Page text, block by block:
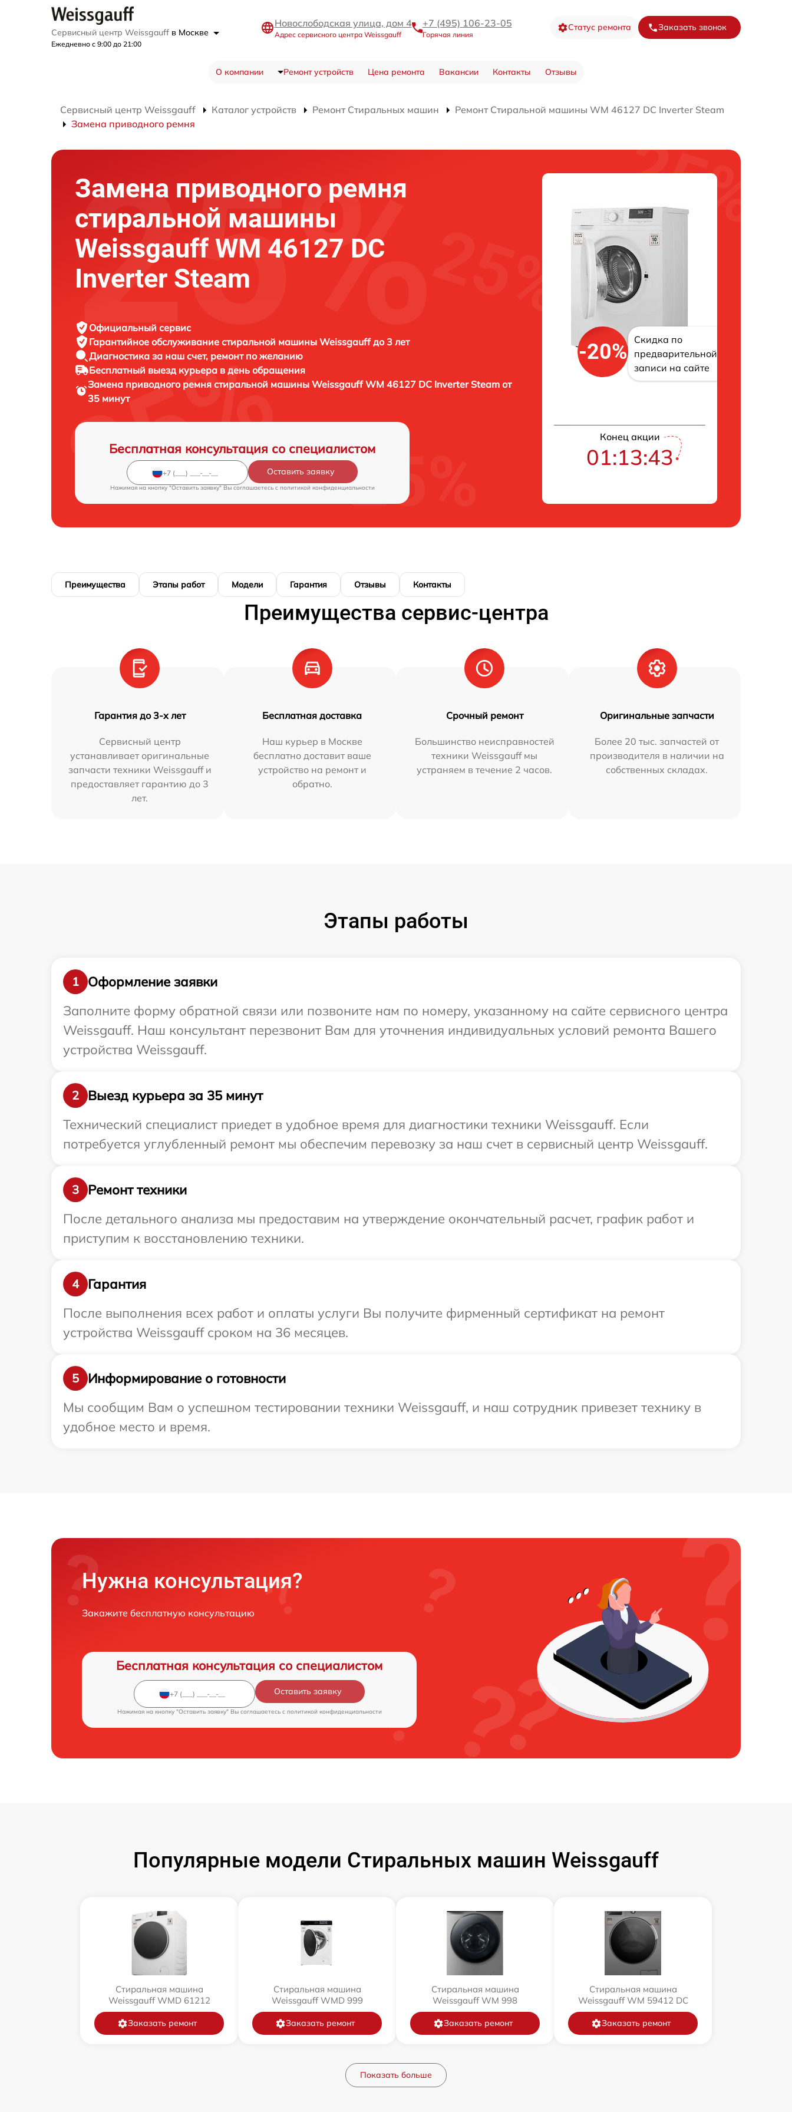
Сервисный центр Weissgauff в Москве
Ежедневно с 9:00 до 21:00
Новослободская улица, дом 4
Адрес сервисного центра Weissgauff
+7 (495) 106-23-05
Горячая линия
Статус ремонта Заказать звонок
О компании Ремонт устройств Цена ремонта Вакансии Контакты Отзывы
Сервисный центр Weissgauff Каталог устройств Ремонт Стиральных машин
Ремонт Стиральной машины WM 46127 DC Inverter Steam
Замена приводного ремня
Замена приводного ремня
стиральной машины
Weissgauff WM 46127 DC
Inverter Steam
Официальный сервис
Гарантийное обслуживание стиральной машины Weissgauff до 3 лет
Диагностика за наш счет, ремонт по желанию
Бесплатный выезд курьера в день обращения
Замена приводного ремня стиральной машиныWeissgauff WM 46127 DC Inverter Steam от
35 минут
Бесплатная консультация со специалистом
Оставить заявку
Нажимая на кнопку "Оставить заявку" Вы соглашаетесь c политикой конфиденциальности
-20%
Скидка по
предварительной
записи на сайте
Конец акции
01:13:42
Преимущества Этапы работ Модели Гарантия Отзывы Контакты
Преимущества сервис-центра
Гарантия до 3-х лет
Сервисный центр
устанавливает оригинальные
запчасти техники Weissgauff и
предоставляет гарантию до 3
лет.
Бесплатная доставка
Наш курьер в Москве
бесплатно доставит ваше
устройство на ремонт и
обратно.
Срочный ремонт
Большинство неисправностей
техники Weissgauff мы
устраняем в течение 2 часов.
Оригинальные запчасти
Более 20 тыс. запчастей от
производителя в наличии на
собственных складах.
Этапы работы
1
Оформление заявки
Заполните форму обратной связи или позвоните нам по номеру, указанному на сайте сервисного центра
Weissgauff. Наш консультант перезвонит Вам для уточнения индивидуальных условий ремонта Вашего
устройства Weissgauff.
2
Выезд курьера за 35 минут
Технический специалист приедет в удобное время для диагностики техники Weissgauff. Если
потребуется углубленный ремонт мы обеспечим перевозку за наш счет в сервисный центр Weissgauff.
3
Ремонт техники
После детального анализа мы предоставим на утверждение окончательный расчет, график работ и
приступим к восстановлению техники.
4
Гарантия
После выполнения всех работ и оплаты услуги Вы получите фирменный сертификат на ремонт
устройства Weissgauff сроком на 36 месяцев.
5
Информирование о готовности
Мы сообщим Вам о успешном тестировании техники Weissgauff, и наш сотрудник привезет технику в
удобное место и время.
Нужна консультация?
Закажите бесплатную консультацию
Бесплатная консультация со специалистом
Оставить заявку
Нажимая на кнопку "Оставить заявку" Вы соглашаетесь c политикой конфиденциальности
Популярные модели Стиральных машин Weissgauff
Стиральная машина
Weissgauff WMD 61212
Заказать ремонт
Стиральная машина
Weissgauff WMD 999
Заказать ремонт
Стиральная машина
Weissgauff WM 998
Заказать ремонт
Стиральная машина
Weissgauff WM 59412 DC
Заказать ремонт
Показать больше